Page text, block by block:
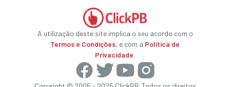
A utilização deste site implica o seu acordo com o
Termos e Condições, e com a Política de
Privacidade.